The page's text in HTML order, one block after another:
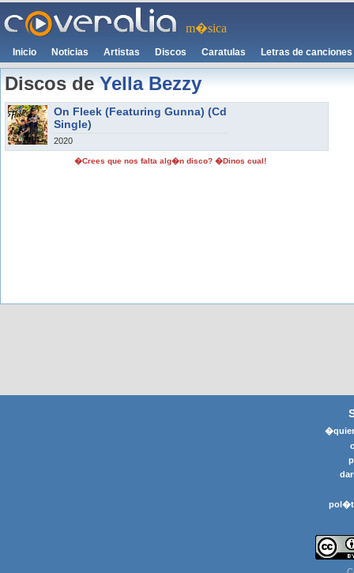
m�sica
Inicio Noticias Artistas Discos Caratulas Letras de canciones
Discos deYella Bezzy
On Fleek (Featuring Gunna) (Cd
Single)
2020
�Crees que nos falta alg�n disco? �Dinos cual!